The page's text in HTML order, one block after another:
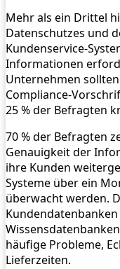
Mehr als ein Drittel
Datenschutzes und
Kundenservice-
Informationen
Unternehmen
Compliance-
25 % der Befragten
70 % der Befragten
Genauigkeit der
ihre Kunden
Systeme über ein
überwacht werden.
häufige Probleme,
Lieferzeiten.